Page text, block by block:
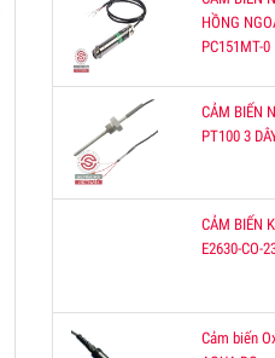
HỒNG
PC151MT-0
CẢM BIẾN
PT100 3
CẢM BIẾN
E2630-CO-
Cảm biến